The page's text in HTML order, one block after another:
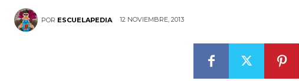
POR ESCUELAPEDIA 12 NOVIEMBRE, 2013